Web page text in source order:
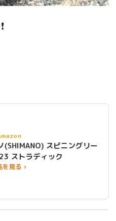
スピニングリー
ストラディック
を見る ›